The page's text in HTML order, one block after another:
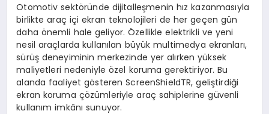
Otomotiv sektöründe dijitalleşmenin hız kazanmasıyla
birlikte araç içi ekran teknolojileri de her geçen gün
daha önemli hale geliyor. Özellikle elektrikli ve yeni
nesil araçlarda kullanılan büyük multimedya ekranları,
sürüş deneyiminin merkezinde yer alırken yüksek
maliyetleri nedeniyle özel koruma gerektiriyor. Bu
alanda faaliyet gösteren ScreenShieldTR, geliştirdiği
ekran koruma çözümleriyle araç sahiplerine güvenli
kullanım imkânı sunuyor.